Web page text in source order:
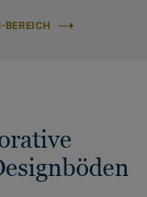
BEREICH